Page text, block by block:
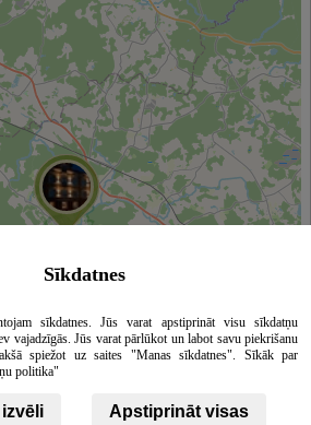
Sīkdatnes
sīkdatnes. Jūs varat apstiprināt visu sīkdatņu
vajadzīgās. Jūs varat pārlūkot un labot savu piekrišanu
spiežot uz saites "Manas sīkdatnes". Sīkāk par
politika"
Apstiprināt visas